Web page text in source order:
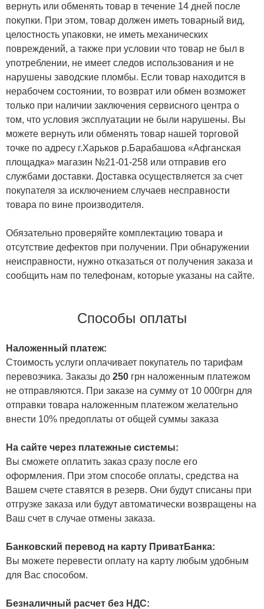
вернуть или обменять товар в течение 14 дней после
покупки. При этом, товар должен иметь товарный вид,
целостность упаковки, не иметь механических
повреждений, а также при условии что товар не был в
употреблении, не имеет следов использования и не
нарушены заводские пломбы. Если товар находится в
нерабочем состоянии, то возврат или обмен возможет
только при наличии заключения сервисного центра о
том, что условия эксплуатации не были нарушены. Вы
можете вернуть или обменять товар нашей торговой
точке по адресу г.Харьков р.Барабашова «Афганская
площадка» магазин №21-01-258 или отправив его
службами доставки. Доставка осуществляется за счет
покупателя за исключением случаев несправности
товара по вине производителя.
Обязательно проверяйте комплектацию товара и
отсутствие дефектов при получении. При обнаружении
неисправности, нужно отказаться от получения заказа и
сообщить нам по телефонам, которые указаны на сайте.
Способы оплаты
Наложенный платеж:
Стоимость услуги оплачивает покупатель по тарифам
перевозчика. Заказы до 250 грн наложенным платежом
не отправляются. При заказе на сумму от 10 000грн для
отправки товара наложенным платежом желательно
внести 10% предоплаты от общей суммы заказа
На сайте через платежные системы:
Вы сможете оплатить заказ сразу после его
оформления. При этом способе оплаты, средства на
Вашем счете ставятся в резерв. Они будут списаны при
отгрузке заказа или будут автоматически возвращены на
Ваш счет в случае отмены заказа.
Банковский перевод на карту ПриватБанка:
Вы можете перевести оплату на карту любым удобным
для Вас способом.
Безналичный расчет без НДС: